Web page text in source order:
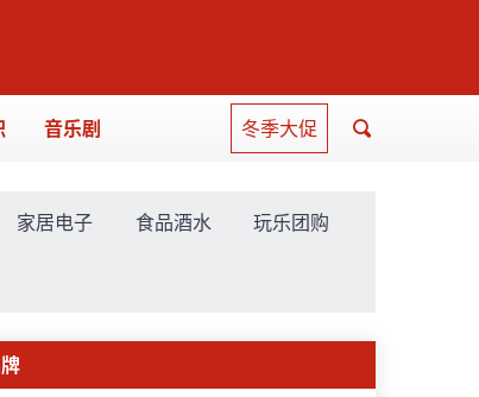
音乐剧 冬季大促
家居电子 食品酒水 玩乐团购